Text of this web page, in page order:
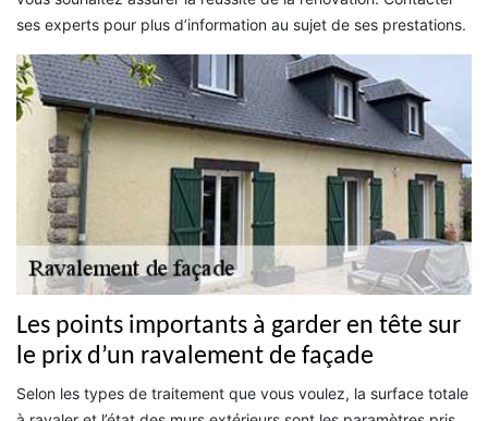
ses experts pour plus d’information au sujet de ses prestations.
Les points importants à garder en tête sur
le prix d’un ravalement de façade
Selon les types de traitement que vous voulez, la surface totale